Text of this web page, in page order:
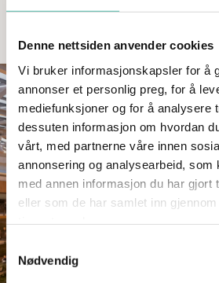
Denne nettsiden anvender cookies
Vi bruker informasjonskapsler for å
annonser et personlig preg, for å
mediefunksjoner og for å analysere
dessuten informasjon om hvordan
vårt, med partnerne våre innen
annonsering og analysearbeid, som
med annen informasjon du har gjort
eller som de har samlet inn
Samtykkevalg
Nødvendig
Se bilder